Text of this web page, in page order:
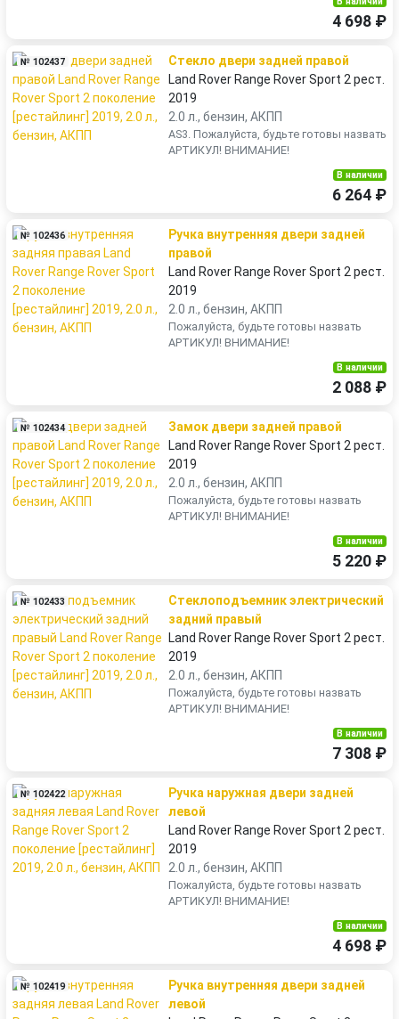
4 698 ₽
№ 102437
Стекло двери задней правой
Land Rover Range Rover Sport 2 рест.
2019
2.0 л., бензин, АКПП
AS3. Пожалуйста, будьте готовы назвать
АРТИКУЛ! ВНИМАНИЕ!
В наличии
6 264 ₽
№ 102436
Ручка внутренняя двери задней
правой
Land Rover Range Rover Sport 2 рест.
2019
2.0 л., бензин, АКПП
Пожалуйста, будьте готовы назвать
АРТИКУЛ! ВНИМАНИЕ!
В наличии
2 088 ₽
№ 102434
Замок двери задней правой
Land Rover Range Rover Sport 2 рест.
2019
2.0 л., бензин, АКПП
Пожалуйста, будьте готовы назвать
АРТИКУЛ! ВНИМАНИЕ!
В наличии
5 220 ₽
№ 102433
Стеклоподъемник электрический
задний правый
Land Rover Range Rover Sport 2 рест.
2019
2.0 л., бензин, АКПП
Пожалуйста, будьте готовы назвать
АРТИКУЛ! ВНИМАНИЕ!
В наличии
7 308 ₽
№ 102422
Ручка наружная двери задней
левой
Land Rover Range Rover Sport 2 рест.
2019
2.0 л., бензин, АКПП
Пожалуйста, будьте готовы назвать
АРТИКУЛ! ВНИМАНИЕ!
В наличии
4 698 ₽
№ 102419
Ручка внутренняя двери задней
левой